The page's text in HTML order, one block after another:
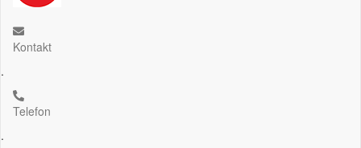
Kontakt
.
Telefon
.